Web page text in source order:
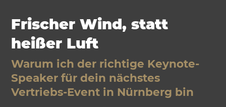
Frischer Wind, statt
heißer Luft
Warum ich der richtige Keynote-
Speaker für dein nächstes
Vertriebs-Event in Nürnberg bin